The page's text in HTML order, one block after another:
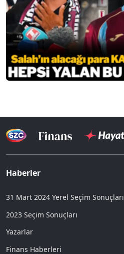
Haberler
31 Mart 2024 Yerel Seçim Sonuçları
2023 Seçim Sonuçları
Yazarlar
Finans Haberleri